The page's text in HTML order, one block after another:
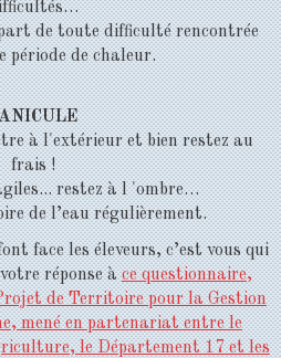
de toute difficulté rencontrée
période de chaleur.
à l'extérieur et bien restez au
frais !
restez à l 'ombre…
de l’eau régulièrement.
face les éleveurs, c’est vous qui
réponse àce questionnaire,
de Territoire pour la Gestion
mené en partenariat entre le
le Département 17 et les